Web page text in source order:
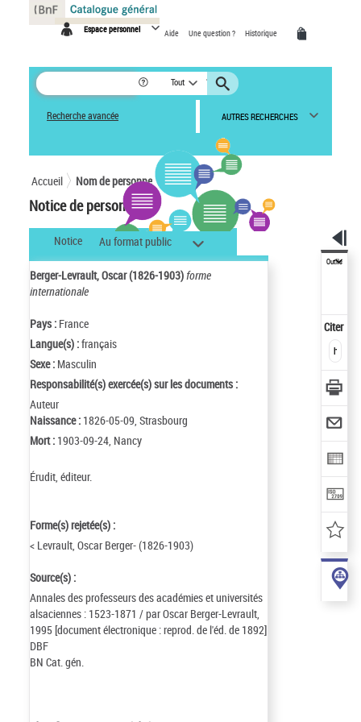
Espace personnel Aide Une question ? Historique
Tout
Recherche avancée AUTRES RECHERCHES
Accueil Nom de personne
Notice de personne
Notice Au format public
Berger-Levrault, Oscar (1826-1903)forme
internationale
Pays : France
Langue(s) :français
Sexe : Masculin
Responsabilité(s) exercée(s) sur les documents :
Auteur
Naissance : 1826-05-09, Strasbourg
Mort : 1903-09-24, Nancy
Érudit, éditeur.
Forme(s) rejetée(s) :
< Levrault, Oscar Berger- (1826-1903)
Source(s) :
Annales des professeurs des académies et universités
alsaciennes : 1523-1871 / par Oscar Berger-Levrault,
1995 [document électronique : reprod. de l'éd. de 1892]
DBF
BN Cat. gén.
Outils
Citer
Panneau de gestion des cookies